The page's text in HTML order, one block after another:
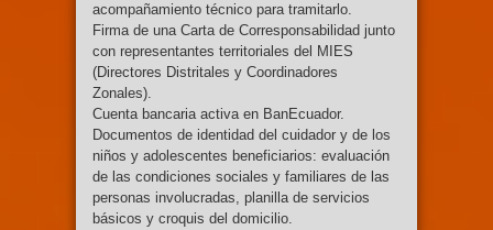
acompañamiento técnico para tramitarlo.
Firma de una Carta de Corresponsabilidad junto
con representantes territoriales del MIES
(Directores Distritales y Coordinadores
Zonales).
Cuenta bancaria activa en BanEcuador.
Documentos de identidad del cuidador y de los
niños y adolescentes beneficiarios: evaluación
de las condiciones sociales y familiares de las
personas involucradas, planilla de servicios
básicos y croquis del domicilio.